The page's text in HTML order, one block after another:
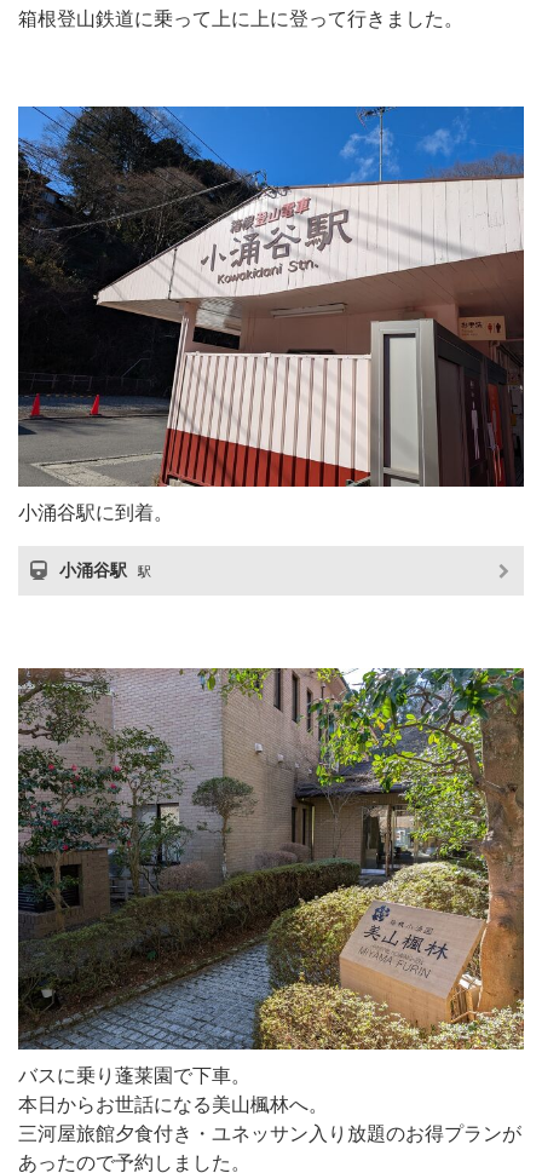
箱根登山鉄道に乗って上に上に登って行きました。
小涌谷駅に到着。
小涌谷駅 駅
バスに乗り蓬莱園で下車。
本日からお世話になる美山楓林へ。
三河屋旅館夕食付き・ユネッサン入り放題のお得プランが
あったので予約しました。